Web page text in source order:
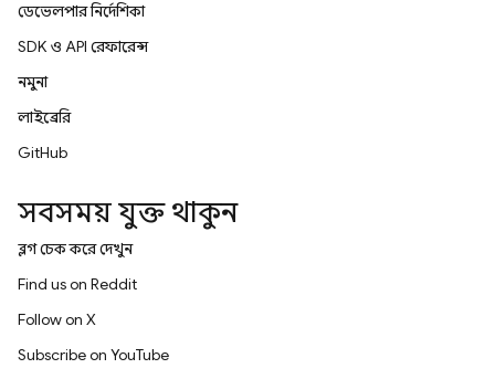
ডেভেলপার নির্দেশিকা
SDK ও API রেফারেন্স
নমুনা
লাইব্রেরি
GitHub
সবসময় যুক্ত থাকুন
ব্লগ চেক করে দেখুন
Find us on Reddit
Follow on X
Subscribe on YouTube